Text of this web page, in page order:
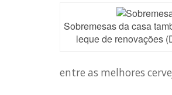
Sobremesas da casa
leque de renovações
entre as melhores